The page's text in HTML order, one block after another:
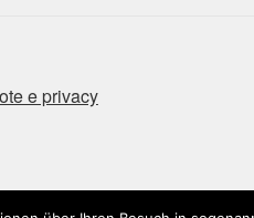
e privacy